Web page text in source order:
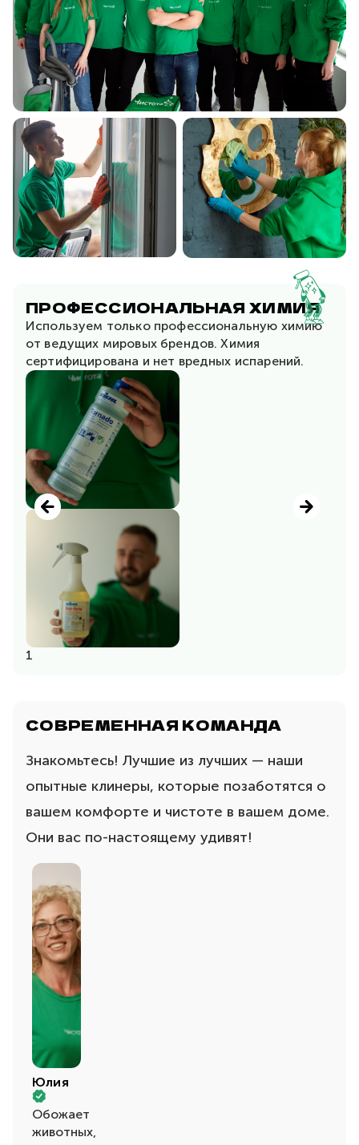
ПРОФЕССИОНАЛЬНАЯ ХИМИЯ
Используем только профессиональную химию
от ведущих мировых брендов. Химия
сертифицирована и нет вредных испарений.
1
СОВРЕМЕННАЯ КОМАНДА
Знакомьтесь! Лучшие из лучших — наши
опытные клинеры, которые позаботятся о
вашем комфорте и чистоте в вашем доме.
Они вас по-настоящему удивят!
Юлия
Обожает
животных,